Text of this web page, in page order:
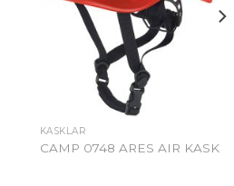
KASKLAR
CAMP 0748 ARES AIR KASK